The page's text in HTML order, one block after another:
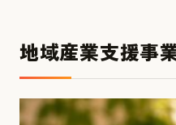
地域産業支援事